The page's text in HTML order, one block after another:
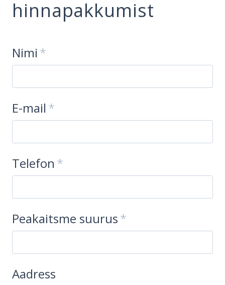
hinnapakkumist
Nimi
E-mail
Telefon
Peakaitsme suurus
Aadress